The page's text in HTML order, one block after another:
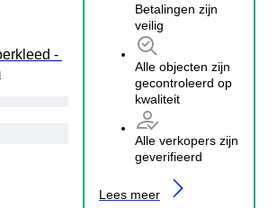
Betalingen zijn
veilig
Alle objecten zijn
gecontroleerd op
kwaliteit
Alle verkopers zijn
geverifieerd
Lees meer
-